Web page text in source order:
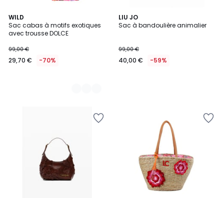
WILD
Sac cabas à motifs exotiques
avec trousse DOLCE
99,00 €
29,70 € -70%
3
Couleurs
LIU JO
Sac à bandoulière animalier
99,00 €
40,00 € -59%